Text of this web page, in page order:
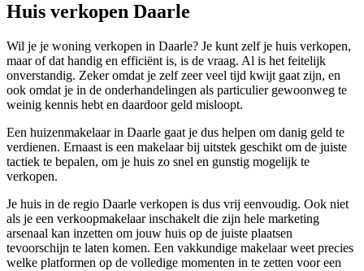
Huis verkopen Daarle
Wil je je woning verkopen in Daarle? Je kunt zelf je huis verkopen,
maar of dat handig en efficiënt is, is de vraag. Al is het feitelijk
onverstandig. Zeker omdat je zelf zeer veel tijd kwijt gaat zijn, en
ook omdat je in de onderhandelingen als particulier gewoonweg te
weinig kennis hebt en daardoor geld misloopt.
Een huizenmakelaar in Daarle gaat je dus helpen om danig geld te
verdienen. Ernaast is een makelaar bij uitstek geschikt om de juiste
tactiek te bepalen, om je huis zo snel en gunstig mogelijk te
verkopen.
Je huis in de regio Daarle verkopen is dus vrij eenvoudig. Ook niet
als je een verkoopmakelaar inschakelt die zijn hele marketing
arsenaal kan inzetten om jouw huis op de juiste plaatsen
tevoorschijn te laten komen. Een vakkundige makelaar weet precies
welke platformen op de volledige momenten in te zetten voor een